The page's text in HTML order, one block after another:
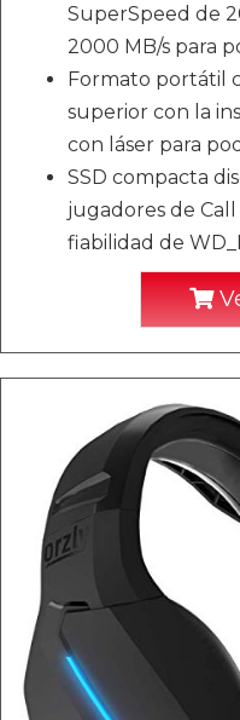
SuperSpeed de
2000 MB/s para
Formato portátil
superior con la
con láser para
SSD compacta
jugadores de
fiabilidad de